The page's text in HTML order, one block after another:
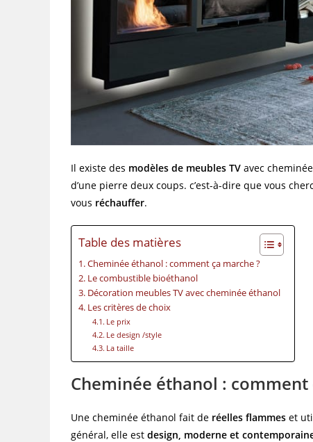
Il existe des modèles de meubles TV avec
d’une pierre deux coups. c’est-à-dire que vous
vous réchauffer.
Table des matières
Cheminée éthanol : comment ça marche ?
Le combustible bioéthanol
Décoration meubles TV avec cheminée éthanol
Les critères de choix
Le prix
Le design /style
La taille
Cheminée éthanol : comment
Une cheminée éthanol fait de réelles flammes et
général, elle est design, moderne et